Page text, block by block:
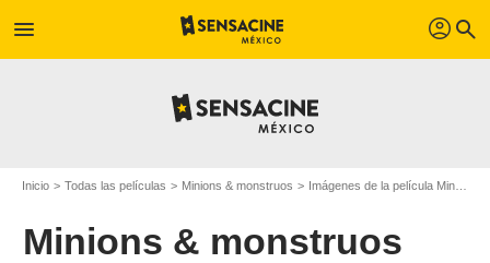
menu profil search
Inicio Todas las películas Minions & monstruos Imágenes de la película Minions & monstruos
Minions & monstruos